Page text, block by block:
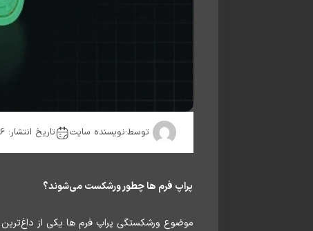
توسط:نویسنده سایت تاریخ انتشار: 2026-02-27
پراپ فرم ها چطور ورشکست می‌شوند؟
موضوع ورشکستگی پراپ فرم‌ ها یکی از داغ‌ترین